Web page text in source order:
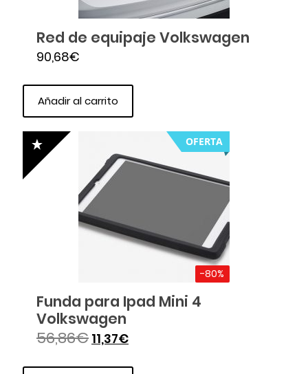
Red de equipaje Volkswagen
90,68€
Añadir al carrito
-80%
OFERTA
Funda para Ipad Mini 4
Volkswagen
56,86€ 11,37€